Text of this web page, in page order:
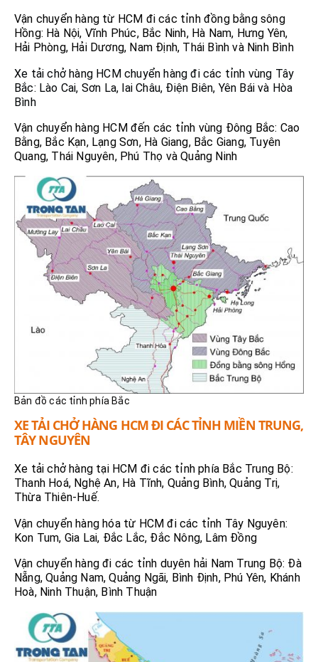
Vận chuyển hàng từ HCM đi các tỉnh đồng bằng sông
Hồng: Hà Nội, Vĩnh Phúc, Bắc Ninh, Hà Nam, Hưng Yên,
Hải Phòng, Hải Dương, Nam Định, Thái Bình và Ninh Bình
Xe tải chở hàng HCM chuyển hàng đi các tỉnh vùng Tây
Bắc: Lào Cai, Sơn La, lai Châu, Điện Biên, Yên Bái và Hòa
Bình
Vận chuyển hàng HCM đến các tỉnh vùng Đông Bắc: Cao
Bằng, Bắc Kạn, Lạng Sơn, Hà Giang, Bắc Giang, Tuyên
Quang, Thái Nguyên, Phú Thọ và Quảng Ninh
Bản đồ các tỉnh phía Bắc
XE TẢI CHỞ HÀNG HCM ĐI CÁC TỈNH MIỀN TRUNG,
TÂY NGUYÊN
Xe tải chở hàng tại HCM đi các tỉnh phía Bắc Trung Bộ:
Thanh Hoá, Nghệ An, Hà Tĩnh, Quảng Bình, Quảng Trị,
Thừa Thiên-Huế.
Vận chuyển hàng hóa từ HCM đi các tỉnh Tây Nguyên:
Kon Tum, Gia Lai, Đắc Lắc, Đắc Nông, Lâm Đồng
Vận chuyển hàng đi các tỉnh duyên hải Nam Trung Bộ: Đà
Nẵng, Quảng Nam, Quảng Ngãi, Bình Định, Phú Yên, Khánh
Hoà, Ninh Thuận, Bình Thuận